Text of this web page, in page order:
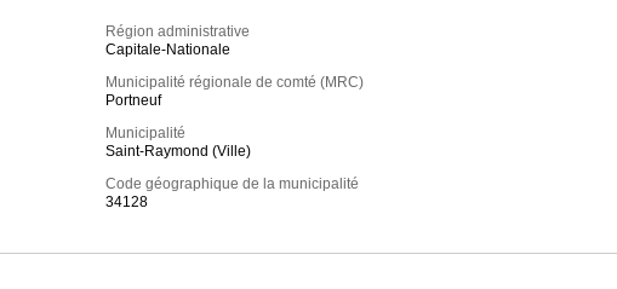
Région administrative
Capitale-Nationale
Municipalité régionale de comté (MRC)
Portneuf
Municipalité
Saint-Raymond (Ville)
Code géographique de la municipalité
34128